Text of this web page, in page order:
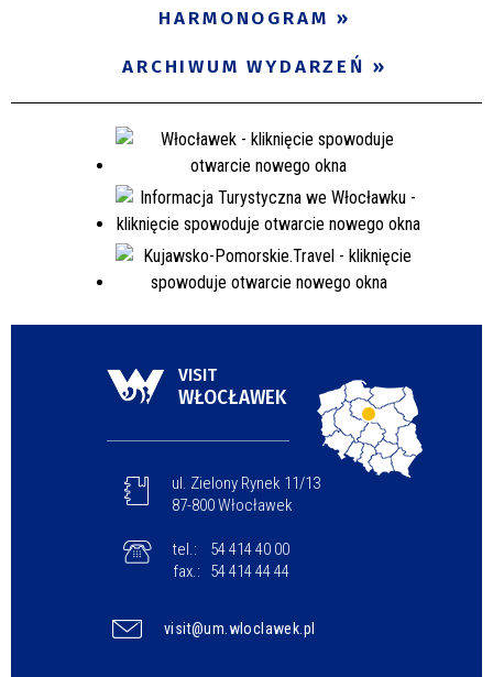
HARMONOGRAM
ARCHIWUM WYDARZEŃ
VISIT
WŁOCŁAWEK
ul. Zielony Rynek 11/13
87-800 Włocławek
tel.:
54 414 40 00
fax.:
54 414 44 44
visit@um.wloclawek.pl